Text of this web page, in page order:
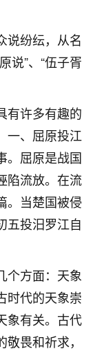
说纷纭，从名
说”、“伍子胥
有许多有趣的
一、屈原投江
。屈原是战国
陷流放。在流
。当楚国被侵
五投汨罗江自
个方面：天象
时代的天象崇
象有关。古代
畏和祈求，
后，最大的感
皆是命，半点
系方式的啊？
12
15
做超度，她今年